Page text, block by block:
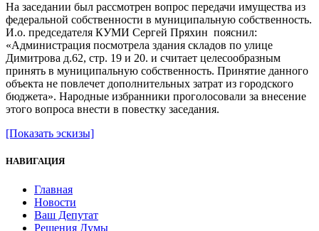
На заседании был рассмотрен вопрос передачи имущества из
федеральной собственности в муниципальную собственность.
И.о. председателя КУМИ Сергей Пряхин пояснил:
«Администрация посмотрела здания складов по улице
Димитрова д.62, стр. 19 и 20. и считает целесообразным
принять в муниципальную собственность. Принятие данного
объекта не повлечет дополнительных затрат из городского
бюджета». Народные избранники проголосовали за внесение
этого вопроса внести в повестку заседания.
[Показать эскизы]
НАВИГАЦИЯ
Главная
Новости
Ваш Депутат
Решения Думы